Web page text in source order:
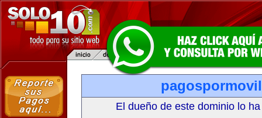
El dueño de este dominio lo